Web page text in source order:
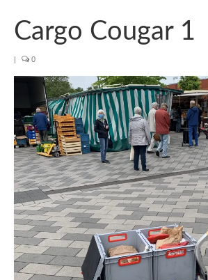
Bauanleitungen
Lastenanhänger-Modelle & -Module
Ersatzteilbörse & Eure Projekte
Blog
Cargo Cougar 1
| 0